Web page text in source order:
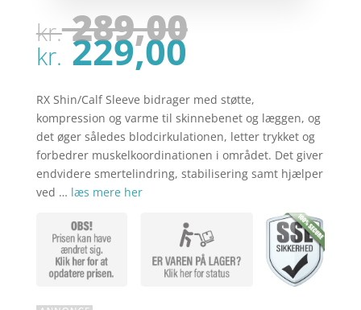
kr.289,00Den
var:
kr.
kr.229,00Den
pris
er:
kr.
RX Shin/Calf Sleeve bidrager med støtte,
kompression og varme til skinnebenet og læggen, og
det øger således blodcirkulationen, letter trykket og
forbedrer muskelkoordinationen i området. Det giver
endvidere smertelindring, stabilisering samt hjælper
ved … læs mere her